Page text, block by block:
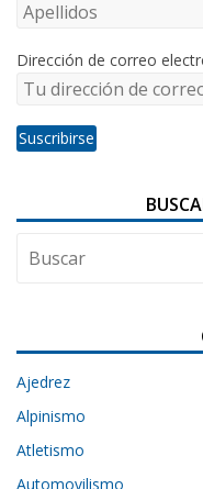
Dirección de correo
Ajedrez
Alpinismo
Atletismo
Automovilismo